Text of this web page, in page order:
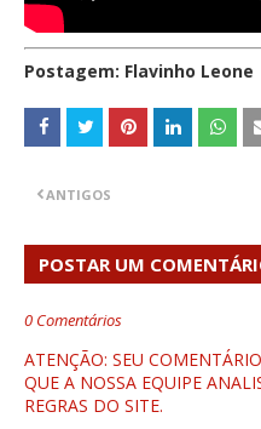
Postagem: Flavinho Leone
ANTIGOS
POSTAR UM
0 Comentários
ATENÇÃO: SEU
QUE A NOSSA EQUIPE
REGRAS DO SITE.